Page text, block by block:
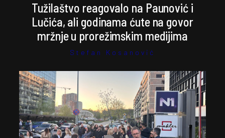
Tužilaštvo reagovalo na Paunović i
Lučića, ali godinama ćute na govor
mržnje u prorežimskim medijima
Stefan Kosanović